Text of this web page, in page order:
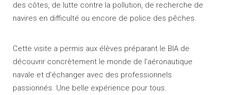
des côtes, de lutte contre la pollution, de recherche de
navires en difficulté ou encore de police des pêches.
Cette visite a permis aux élèves préparant le BIA de
découvrir concrètement le monde de l’aéronautique
navale et d’échanger avec des professionnels
passionnés. Une belle expérience pour tous.